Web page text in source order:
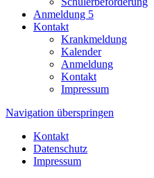
Anmeldung 5
Kontakt
Krankmeldung
Kalender
Anmeldung
Kontakt
Impressum
Navigation überspringen
Kontakt
Datenschutz
Impressum